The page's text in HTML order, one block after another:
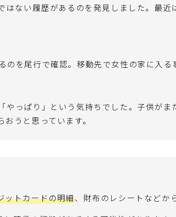
ない履歴があるのを発見しました。最
を尾行で確認。移動先で女性の家に入る
やっぱり」という気持ちでした。子供が
うと思っています。
ットカードの明細、財布のレシートなどか